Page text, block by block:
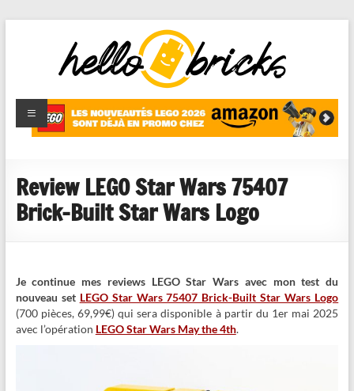
HelloBricks
Blog LEGO,
nouveaut�s
reviews
Review LEGO Star Wars 75407
Brick-Built Star Wars Logo
Je continue mes reviews LEGO Star Wars avec mon test du
nouveau set LEGO Star Wars 75407 Brick-Built Star Wars Logo
(700 pièces, 69,99€) qui sera disponible à partir du 1er mai 2025
avec l’opération LEGO Star Wars May the 4th.